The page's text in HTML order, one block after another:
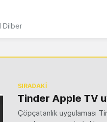
Dilber
SIRADAKİ
Tinder Apple TV
Çöpçatanlık uygulaması